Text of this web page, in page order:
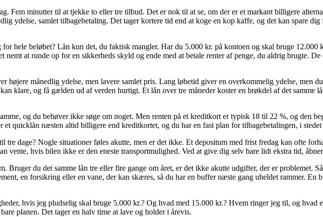
Fem minutter til at tjekke to eller tre tilbud. Det er nok til at se, om der er et markant billigere
ydelse, samlet tilbagebetaling. Det tager kortere tid end at koge en kop kaffe, og det kan spare
hele beløbet? Lån kun det, du faktisk mangler. Har du 5.000 kr. på kontoen og skal bruge 12.000
nemt at runde op for en sikkerheds skyld og ende med at betale renter af penge, du aldrig brugte.
højere månedlig ydelse, men lavere samlet pris. Lang løbetid giver en overkommelig ydelse, men
klare, og få gælden ud af verden hurtigt. Et lån over tre måneder koster en brøkdel af det samme
og du behøver ikke søge om noget. Men renten på et kreditkort er typisk 18 til 22 %, og den
quicklån næsten altid billigere end kreditkortet, og du har en fast plan for tilbagebetalingen, i
dage? Nogle situationer føles akutte, men er det ikke. Et depositum med frist fredag kan ofte
vente, hvis bilen ikke er den eneste transportmulighed. Ved at give dig selv bare lidt ekstra tid,
du det samme lån tre eller fire gange om året, er det ikke akutte udgifter, der er problemet.
en forsikring eller en vane, der kan skæres, så du har en buffer næste gang uheldet rammer. En
hvis jeg pludselig skal bruge 5.000 kr.? Og hvad med 15.000 kr.? Hvem ringer jeg til, og hvad
planen. Det tager en halv time at lave og holder i årevis.